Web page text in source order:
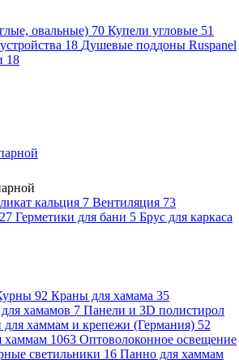
овальные) 70 Купели угловые 51
18 Душевые поддоны Ruspanel
18
кальция 7 Вентиляция 73
27 Герметики для бани 5 Брус для каркаса
92 Краны для хамама 35
хамамов 7 Панели и 3D полистирол
для хаммам и крепежи (Германия) 52
хаммам 1063 Оптоволоконное освещение
светильники 16 Панно для хаммам